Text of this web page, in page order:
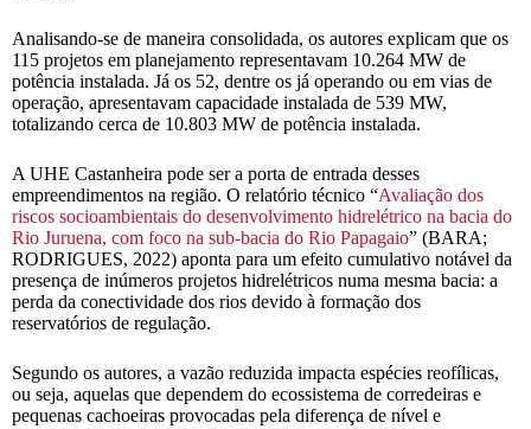
Analisando-se de maneira consolidada, os autores explicam que os
115 projetos em planejamento representavam 10.264 MW de
potência instalada. Já os 52, dentre os já operando ou em vias de
operação, apresentavam capacidade instalada de 539 MW,
totalizando cerca de 10.803 MW de potência instalada.
A UHE Castanheira pode ser a porta de entrada desses
empreendimentos na região. O relatório técnico “Avaliação dos
riscos socioambientais do desenvolvimento hidrelétrico na bacia do
Rio Juruena, com foco na sub-bacia do Rio Papagaio” (BARA;
RODRIGUES, 2022) aponta para um efeito cumulativo notável da
presença de inúmeros projetos hidrelétricos numa mesma bacia: a
perda da conectividade dos rios devido à formação dos
reservatórios de regulação.
Segundo os autores, a vazão reduzida impacta espécies reofílicas,
ou seja, aquelas que dependem do ecossistema de corredeiras e
pequenas cachoeiras provocadas pela diferença de nível e